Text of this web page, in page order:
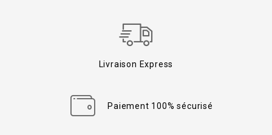
Livraison Express
Paiement 100% sécurisé